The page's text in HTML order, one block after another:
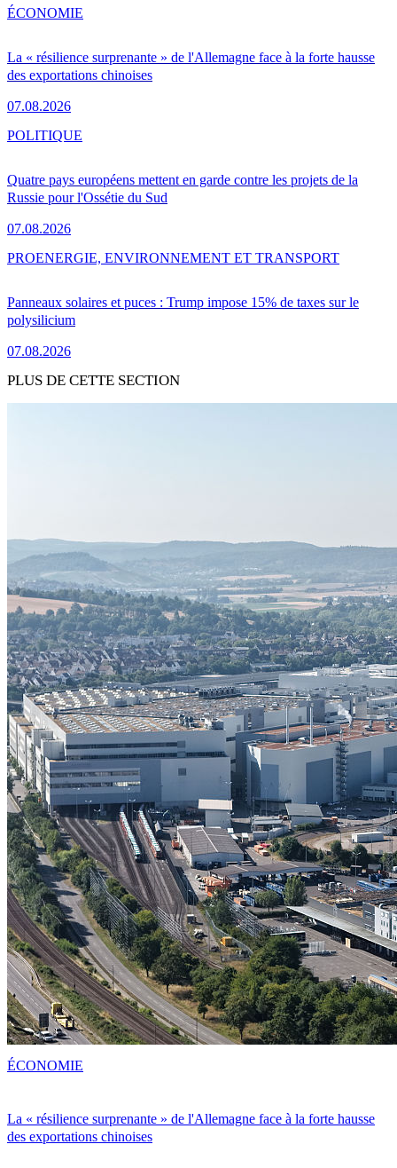
La « résilience surprenante » de l'Allemagne face à la forte hausse
des exportations chinoises
07.08.2026
ÉCONOMIE
Quatre pays européens mettent en garde contre les projets de la
Russie pour l'Ossétie du Sud
07.08.2026
POLITIQUE
Panneaux solaires et puces : Trump impose 15% de taxes sur le
polysilicium
07.08.2026
PROENERGIE, ENVIRONNEMENT ET TRANSPORT
PLUS DE CETTE SECTION
La « résilience surprenante » de l'Allemagne face à la forte hausse
des exportations chinoises
ÉCONOMIE